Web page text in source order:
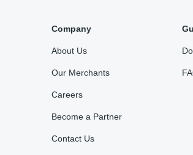
Company
About Us
Our Merchants
Careers
Become a Partner
Contact Us